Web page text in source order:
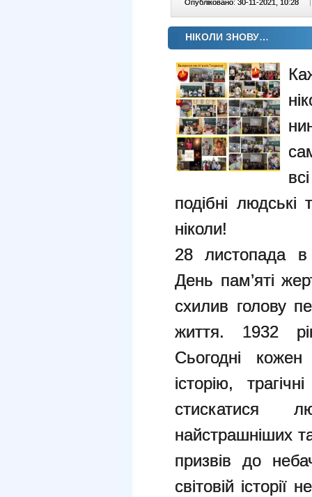
Опубліковано: 30-11-2021, 10:28
НІКОЛИ ЗНОВУ…
подібні людські
ніколи!
28 листопада в
День пам’яті
схилив голову
життя. 1932
Сьогодні
історію,
стискатися
найстрашніших
призвів до
світовій історії